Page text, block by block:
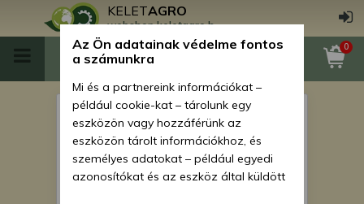
KELETAGRO
webshop.keletagro.hu
0
Force 154 gyújtáskapcsoló
kulccsal
Az Ön adatainak védelme fontos
a számunkra
Mi és a partnereink információkat –
például cookie-kat – tárolunk egy
eszközön vagy hozzáférünk az
eszközön tárolt információkhoz, és
személyes adatokat – például egyedi
azonosítókat és az eszköz által küldött